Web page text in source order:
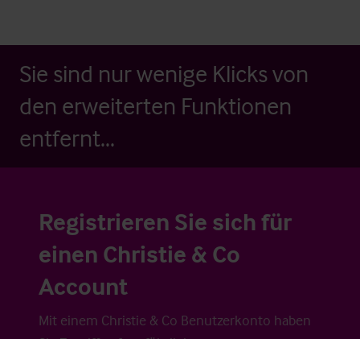
Sie sind nur wenige Klicks von
den erweiterten Funktionen
entfernt...
Registrieren Sie sich für
einen Christie & Co
Account
Mit einem Christie & Co Benutzerkonto haben